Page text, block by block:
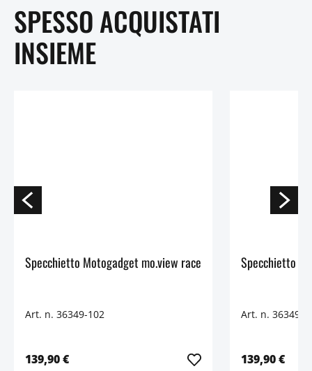
SPESSO ACQUISTATI
INSIEME
Specchietto Motogadget mo.view race
Art. n. 36349-102
139,90 €
Specchietto
Art. n. 36349-
139,90 €